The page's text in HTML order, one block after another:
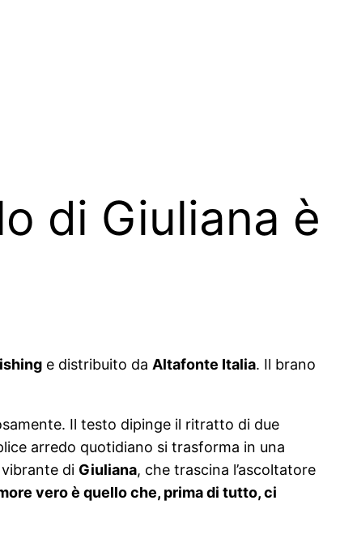
di Giuliana è
e distribuito da Altafonte Italia. Il brano
Il testo dipinge il ritratto di due
arredo quotidiano si trasforma in una
di Giuliana, che trascina l’ascoltatore
vero è quello che, prima di tutto, ci